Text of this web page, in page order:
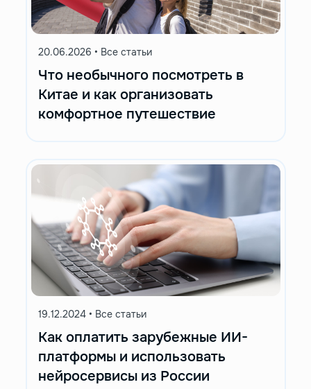
20.06.2026 • Все статьи
Что необычного посмотреть в
Китае и как организовать
комфортное путешествие
19.12.2024 • Все статьи
Как оплатить зарубежные ИИ-
платформы и использовать
нейросервисы из России